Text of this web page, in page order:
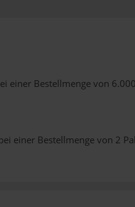
einer Bestellmenge von
einer Bestellmenge von 2